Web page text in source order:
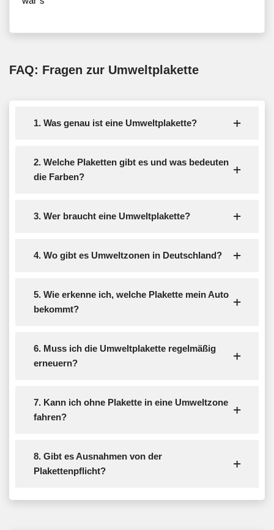
FAQ: Fragen zur Umweltplakette
1. Was genau ist eine Umweltplakette?
2. Welche Plaketten gibt es und was bedeuten
die Farben?
3. Wer braucht eine Umweltplakette?
4. Wo gibt es Umweltzonen in Deutschland?
5. Wie erkenne ich, welche Plakette mein Auto
bekommt?
6. Muss ich die Umweltplakette regelmäßig
erneuern?
7. Kann ich ohne Plakette in eine Umweltzone
fahren?
8. Gibt es Ausnahmen von der
Plakettenpflicht?